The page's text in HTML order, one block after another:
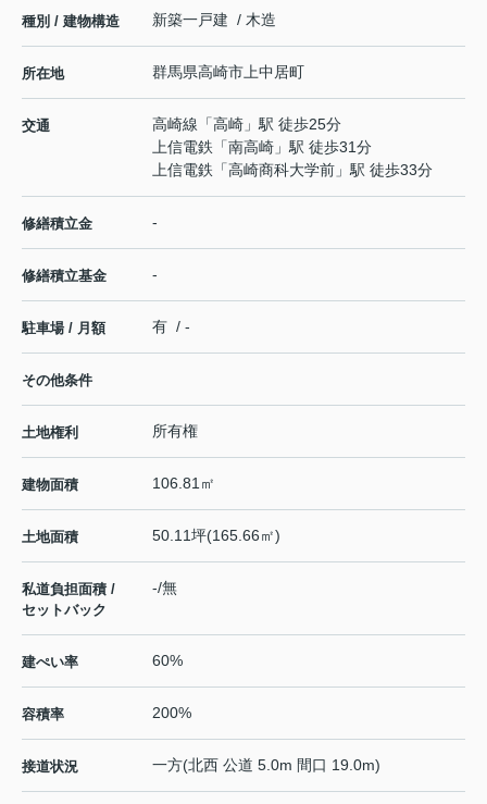
種別 / 建物構造 新築一戸建 / 木造
所在地 群馬県高崎市 上中居町
交通 高崎線 「高崎 」駅 徒歩25分
上信電鉄 「南高崎 」駅 徒歩31分
上信電鉄 「高崎商科大学前 」駅 徒歩33分
修繕積立金 -
修繕積立基金 -
駐車場 / 月額 有 / -
その他条件
土地権利 所有権
建物面積 106.81㎡
土地面積 50.11坪(165.66㎡)
私道負担面積 /
セットバック
-/無
建ぺい率 60%
容積率 200%
接道状況 一方(北西 公道 5.0m 間口 19.0m)